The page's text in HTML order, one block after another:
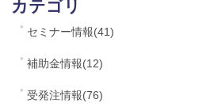
カテゴリ
セミナー情報(41)
補助金情報(12)
受発注情報(76)